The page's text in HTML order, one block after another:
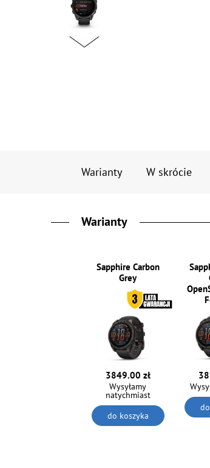
Warianty W skrócie
Warianty
Sapphire Carbon
Grey
3849.00 zł
Wysyłamy
natychmiast
do koszyka